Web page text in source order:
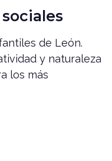
de León.
y naturaleza
los más